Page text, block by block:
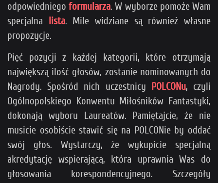
odpowiedniegoformularza. W wyborze pomoże Wam
specjalna lista. Mile widziane są również własne
propozycje.
Pięć pozycji z każdej kategorii, które otrzymają
największą ilość głosów, zostanie nominowanych do
Nagrody. Spośród nich uczestnicy POLCONu, czyli
Ogólnopolskiego Konwentu Miłośników Fantastyki,
dokonają wyboru Laureatów. Pamiętajcie, że nie
musicie osobiście stawić się na POLCONie by oddać
swój głos. Wystarczy, że wykupicie specjalną
akredytację wspierającą, która uprawnia Was do
głosowania korespondencyjnego. Szczegóły